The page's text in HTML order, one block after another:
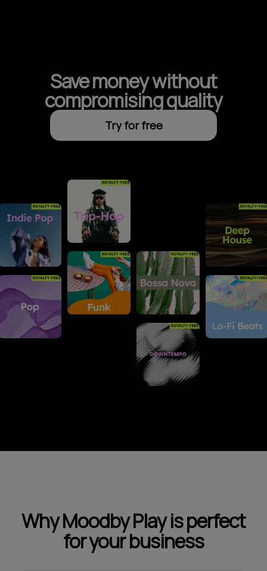
Save money without
compromising quality
Try for free
Why Moodby Play is perfect
for your business